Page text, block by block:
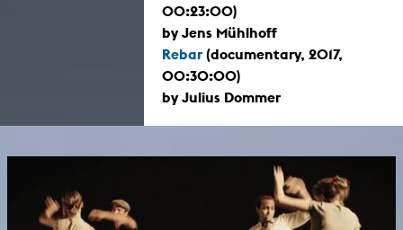
00:23:00)
by Jens Mühlhoff
Rebar (documentary, 2017,
00:30:00)
by Julius Dommer